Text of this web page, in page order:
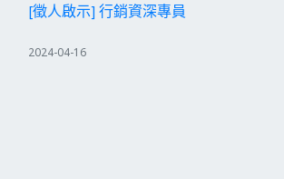
[徵人啟示] 行銷資深專員
2024-04-16